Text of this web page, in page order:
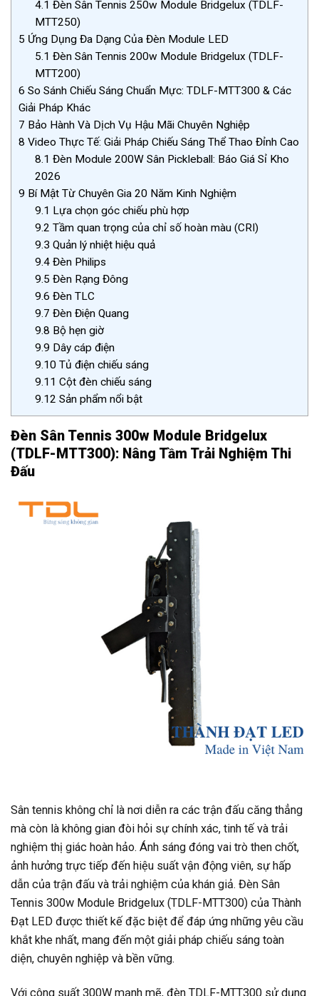
4.1 Đèn Sân Tennis 250w Module Bridgelux (TDLF-
MTT250)
5 Ứng Dụng Đa Dạng Của Đèn Module LED
5.1 Đèn Sân Tennis 200w Module Bridgelux (TDLF-
MTT200)
6 So Sánh Chiếu Sáng Chuẩn Mực: TDLF-MTT300 & Các
Giải Pháp Khác
7 Bảo Hành Và Dịch Vụ Hậu Mãi Chuyên Nghiệp
8 Video Thực Tế: Giải Pháp Chiếu Sáng Thể Thao Đỉnh Cao
8.1 Đèn Module 200W Sân Pickleball: Báo Giá Sỉ Kho
2026
9 Bí Mật Từ Chuyên Gia 20 Năm Kinh Nghiệm
9.1 Lựa chọn góc chiếu phù hợp
9.2 Tầm quan trọng của chỉ số hoàn màu (CRI)
9.3 Quản lý nhiệt hiệu quả
9.4 Đèn Philips
9.5 Đèn Rạng Đông
9.6 Đèn TLC
9.7 Đèn Điện Quang
9.8 Bộ hẹn giờ
9.9 Dây cáp điện
9.10 Tủ điện chiếu sáng
9.11 Cột đèn chiếu sáng
9.12 Sản phẩm nổi bật
Đèn Sân Tennis 300w Module Bridgelux
(TDLF-MTT300): Nâng Tầm Trải Nghiệm Thi
Đấu
Sân tennis không chỉ là nơi diễn ra các trận đấu căng thẳng
mà còn là không gian đòi hỏi sự chính xác, tinh tế và trải
nghiệm thị giác hoàn hảo. Ánh sáng đóng vai trò then chốt,
ảnh hưởng trực tiếp đến hiệu suất vận động viên, sự hấp
dẫn của trận đấu và trải nghiệm của khán giả. Đèn Sân
Tennis 300w Module Bridgelux (TDLF-MTT300) của Thành
Đạt LED được thiết kế đặc biệt để đáp ứng những yêu cầu
khắt khe nhất, mang đến một giải pháp chiếu sáng toàn
diện, chuyên nghiệp và bền vững.
Với công suất 300W mạnh mẽ, đèn TDLF-MTT300 sử dụng